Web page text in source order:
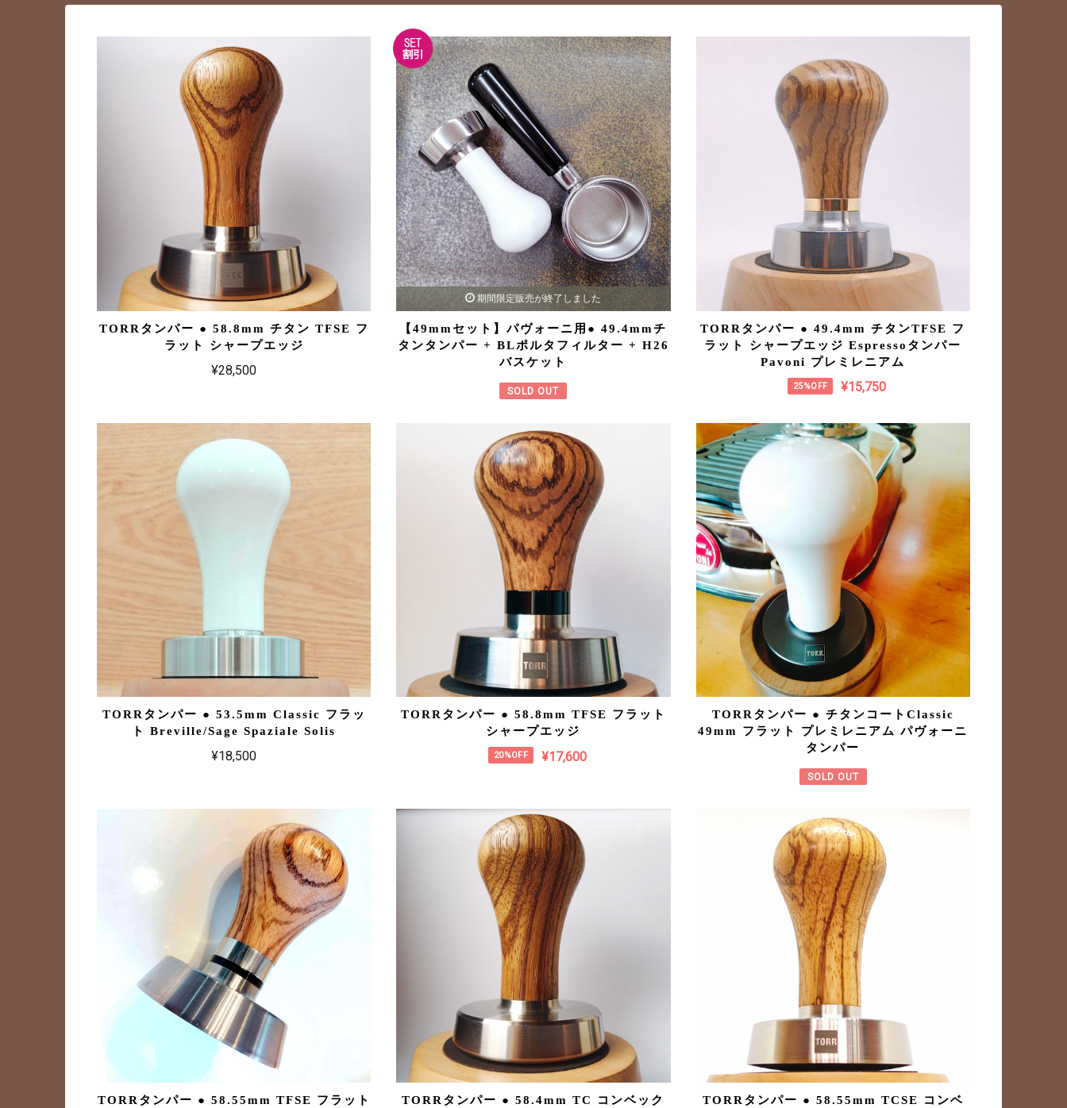
TORRタンパー ● 58.8mm チタン TFSE フ
ラット シャープエッジ
¥28,500
期間限定販売が終了しました
【49mmセット】パヴォーニ用● 49.4mmチ
タンタンパー + BLポルタフィルター + H26
バスケット
SOLD OUT
TORRタンパー ● 49.4mm チタンTFSE フ
ラット シャープエッジ Espressoタンパー
Pavoni プレミレニアム
25%OFF ¥15,750
TORRタンパー ● 53.5mm Classic フラッ
ト Breville/Sage Spaziale Solis
¥18,500
TORRタンパー ● 58.8mm TFSE フラット
シャープエッジ
20%OFF ¥17,600
TORRタンパー ● チタンコートClassic
49mm フラット プレミレニアム パヴォーニ
タンパー
SOLD OUT
TORRタンパー ● 58.55mm TFSE フラット
TORRタンパー ● 58.4mm TC コンベック
TORRタンパー ● 58.55mm TCSE コンベ